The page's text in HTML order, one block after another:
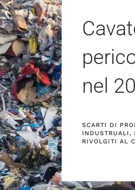
nel
SCARTI DI
INDUSTRUALI,
RIVOLGITI AL